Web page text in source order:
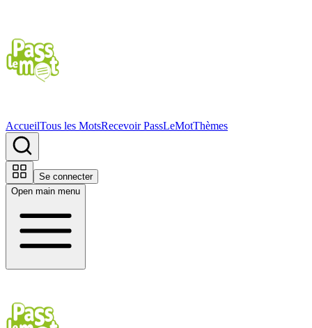
AccueilTous les MotsRecevoir PassLeMotThèmes
Se connecter
Open main menu